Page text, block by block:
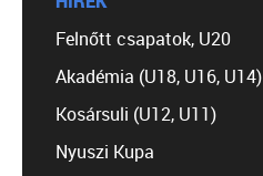
Felnőtt csapatok, U20
Akadémia (U18, U16, U14)
Kosársuli (U12, U11)
Nyuszi Kupa